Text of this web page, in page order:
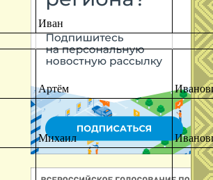
Иван
Артём
Михаил